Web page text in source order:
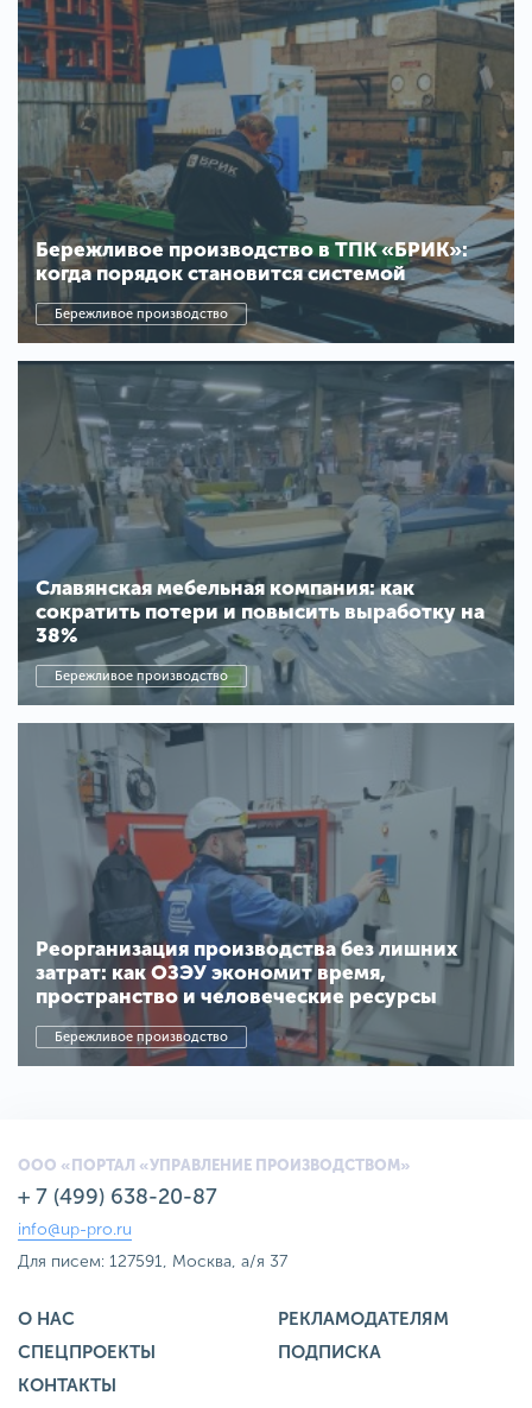
Бережливое производство в ТПК «БРИК»:
когда порядок становится системой
Бережливое производство
Славянская мебельная компания: как
сократить потери и повысить выработку на
38%
Бережливое производство
Реорганизация производства без лишних
затрат: как ОЗЭУ экономит время,
пространство и человеческие ресурсы
Бережливое производство
ООО «ПОРТАЛ «УПРАВЛЕНИЕ ПРОИЗВОДСТВОМ»
+ 7 (499) 638-20-87
info@up-pro.ru
Для писем: 127591, Москва, а/я 37
О НАС
РЕКЛАМОДАТЕЛЯМ
СПЕЦПРОЕКТЫ
ПОДПИСКА
КОНТАКТЫ